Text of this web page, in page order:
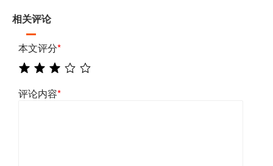
相关评论
本文评分*
评论内容*